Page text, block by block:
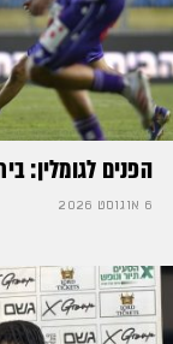
הפנים לגומלין:
6 אוגוסט 2026